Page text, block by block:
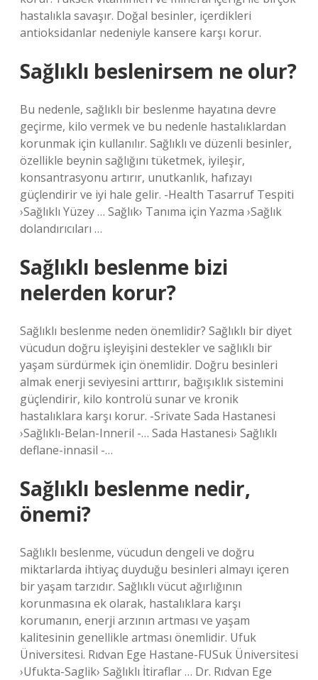
hastalıkla savaşır. Doğal besinler, içerdikleri
antioksidanlar nedeniyle kansere karşı korur.
Sağlıklı beslenirsem ne olur?
Bu nedenle, sağlıklı bir beslenme hayatına devre
geçirme, kilo vermek ve bu nedenle hastalıklardan
korunmak için kullanılır. Sağlıklı ve düzenli besinler,
özellikle beynin sağlığını tüketmek, iyileşir,
konsantrasyonu artırır, unutkanlık, hafızayı
güçlendirir ve iyi hale gelir. -Health Tasarruf Tespiti
›Sağlıklı Yüzey … Sağlık› Tanıma için Yazma ›Sağlık
dolandırıcıları …
Sağlıklı beslenme bizi
nelerden korur?
Sağlıklı beslenme neden önemlidir? Sağlıklı bir diyet
vücudun doğru işleyişini destekler ve sağlıklı bir
yaşam sürdürmek için önemlidir. Doğru besinleri
almak enerji seviyesini arttırır, bağışıklık sistemini
güçlendirir, kilo kontrolü sunar ve kronik
hastalıklara karşı korur. -Srivate Sada Hastanesi
›Sağlıklı-Belan-Inneril -… Sada Hastanesi› Sağlıklı
deflane-innasil -…
Sağlıklı beslenme nedir,
önemi?
Sağlıklı beslenme, vücudun dengeli ve doğru
miktarlarda ihtiyaç duyduğu besinleri almayı içeren
bir yaşam tarzıdır. Sağlıklı vücut ağırlığının
korunmasına ek olarak, hastalıklara karşı
korumanın, enerji arzının artması ve yaşam
kalitesinin genellikle artması önemlidir. Ufuk
Üniversitesi. Rıdvan Ege Hastane-FUSuk Üniversitesi
›Ufukta-Saglik› Sağlıklı İtiraflar … Dr. Rıdvan Ege